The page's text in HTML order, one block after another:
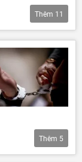
Thêm 11
Thêm 5